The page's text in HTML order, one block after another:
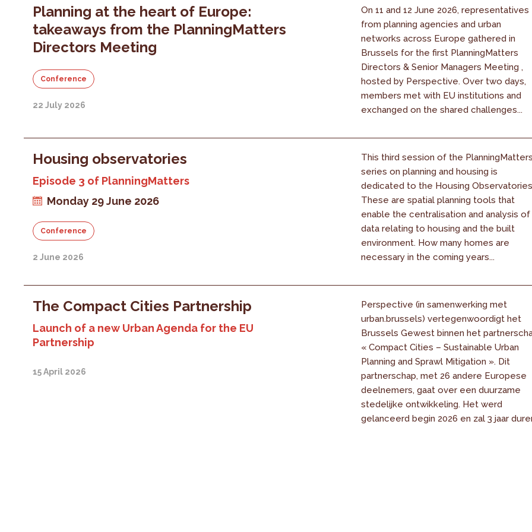
Planning at the heart of Europe:
takeaways from the PlanningMatters
Directors Meeting
Conference
22 July 2026
On 11 and 12 June 2026, representatives
from planning agencies and urban
networks across Europe gathered in
Brussels for the first PlanningMatters
Directors & Senior Managers Meeting ,
hosted by Perspective. Over two days,
members met with EU institutions and
exchanged on the shared challenges...
Housing observatories
Episode 3 of PlanningMatters
Monday 29 June 2026
Conference
2 June 2026
This third session of the
series on planning and housing is
dedicated to the Housing
These are spatial planning tools that
enable the centralisation and analysis of
data relating to housing and the built
environment. How many homes are
necessary in the coming years...
The Compact Cities Partnership
Launch of a new Urban Agenda for the EU
Partnership
15 April 2026
Perspective (in samenwerking met
urban.brussels) vertegenwoordigt het
Brussels Gewest binnen het
« Compact Cities – Sustainable Urban
Planning and Sprawl Mitigation ». Dit
partnerschap, met 26 andere Europese
deelnemers, gaat over een duurzame
stedelijke ontwikkeling. Het werd
gelanceerd begin 2026 en zal 3 jaar